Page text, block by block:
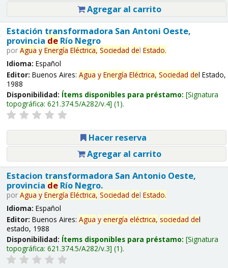
Agregar al carrito
Estación transformadora San Antoni Oeste,
provincia deRío Negro
por Agua y Energía Eléctrica, Sociedad del Estado.
Idioma: Español
Editor: Buenos Aires: Agua y Energía Eléctrica, Sociedad del Estado,
1988
Disponibilidad: Ítems disponibles para préstamo: Signatura
topográfica: 621.374.5/A282/v.4 (1).
Hacer reserva
Agregar al carrito
Estacion transformadora San Antonio Oeste,
provincia deRío Negro.
por Agua y Energía Eléctrica, Sociedad del Estado.
Idioma: Español
Editor: Buenos Aires: Agua y energía eléctrica, sociedad del
estado, 1988
Disponibilidad: Ítems disponibles para préstamo: Signatura
topográfica: 621.374.5/A282/v.3 (1).